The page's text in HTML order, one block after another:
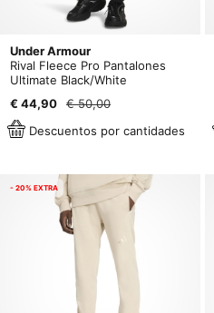
Under Armour
Rival Fleece Pro Pantalones
Ultimate Black/White
€ 44,90
€ 50,00
Descuentos por cantidades
- 20% EXTRA